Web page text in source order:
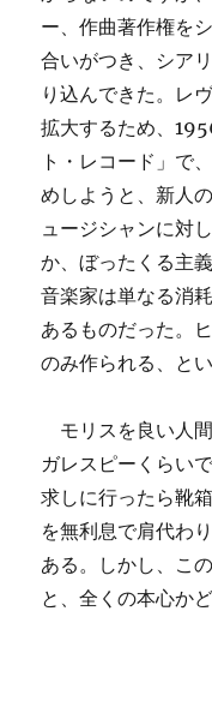
ー、作曲著作権を
合いがつき、シア
り込んできた。レ
拡大するため、
ト・レコード」で
めしようと、新人
ュージシャンに対
か、ぼったくる主
音楽家は単なる消
あるものだった。
のみ作られる、と
モリスを良い人
ガレスピーくらい
求しに行ったら靴
を無利息で肩代わ
ある。しかし、こ
と、全くの本心か